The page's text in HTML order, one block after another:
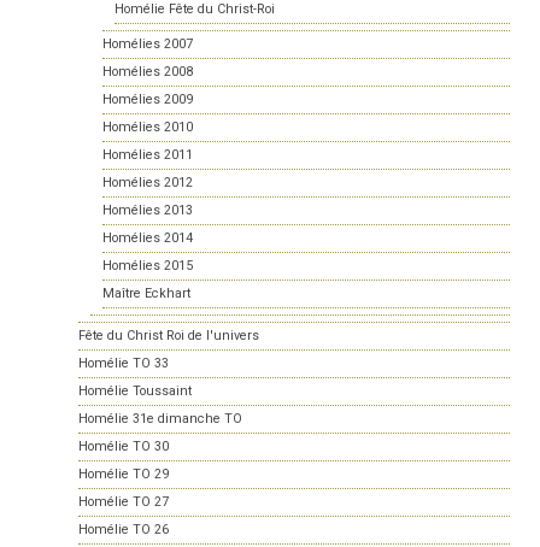
Homélie Fête du Christ-Roi
Homélies 2007
Homélies 2008
Homélies 2009
Homélies 2010
Homélies 2011
Homélies 2012
Homélies 2013
Homélies 2014
Homélies 2015
Maître Eckhart
Fête du Christ Roi de l'univers
Homélie TO 33
Homélie Toussaint
Homélie 31e dimanche TO
Homélie TO 30
Homélie TO 29
Homélie TO 27
Homélie TO 26